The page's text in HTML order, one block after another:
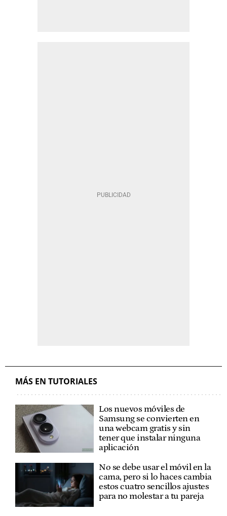
MÁS EN TUTORIALES
Los nuevos móviles de
Samsung se convierten en
una webcam gratis y sin
tener que instalar ninguna
aplicación
No se debe usar el móvil en la
cama, pero si lo haces cambia
estos cuatro sencillos ajustes
para no molestar a tu pareja